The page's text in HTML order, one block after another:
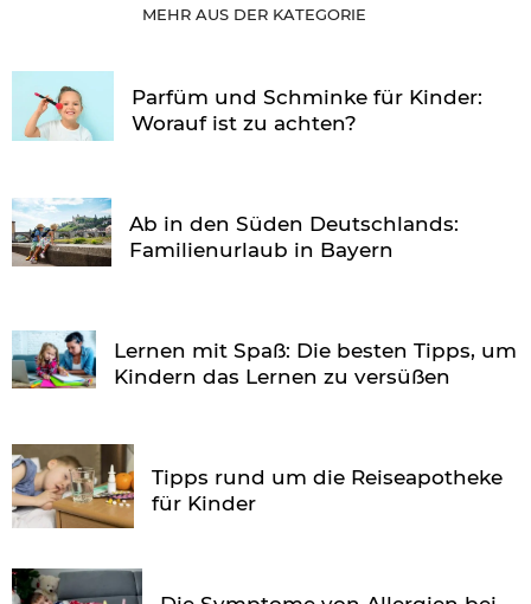
MEHR AUS DER KATEGORIE
Parfüm und Schminke für Kinder:
Worauf ist zu achten?
Ab in den Süden Deutschlands:
Familienurlaub in Bayern
Lernen mit Spaß: Die besten Tipps, um
Kindern das Lernen zu versüßen
Tipps rund um die Reiseapotheke
für Kinder